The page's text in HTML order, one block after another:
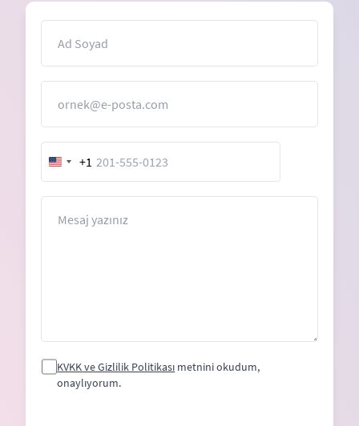
United
States
+1
KVKK ve Gizlilik Politikası metnini okudum,
onaylıyorum.